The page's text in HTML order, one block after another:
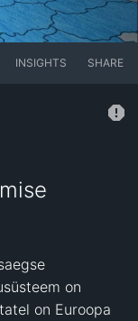
INSIGHTS SHARE
on
on Euroopa